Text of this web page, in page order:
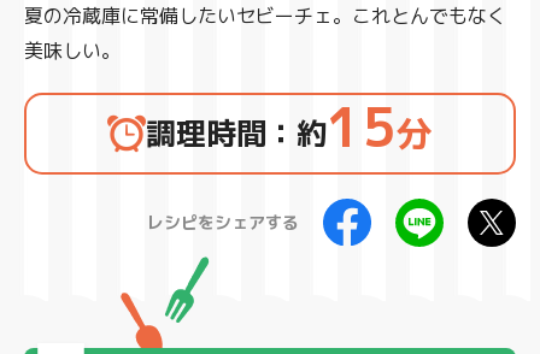
レシピをシェアする
夏の冷蔵庫に常備したいセビーチェ。これとんでもなく
美味しい。
調理時間：約15分